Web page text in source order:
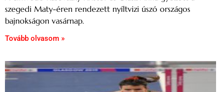
szegedi Maty-éren rendezett nyíltvizi úszó országos
bajnokságon vasárnap.
Tovább olvasom »